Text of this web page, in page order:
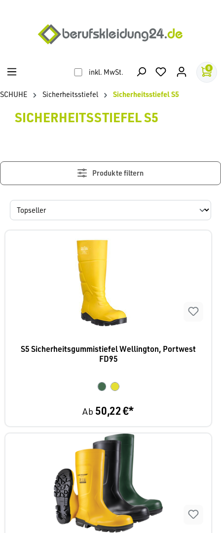
inkl. MwSt. 0
SCHUHE Sicherheitsstiefel Sicherheitsstiefel S5
SICHERHEITSSTIEFEL S5
Produkte filtern
S5 Sicherheitsgummistiefel Wellington, Portwest
FD95
Ab 50,22 €*